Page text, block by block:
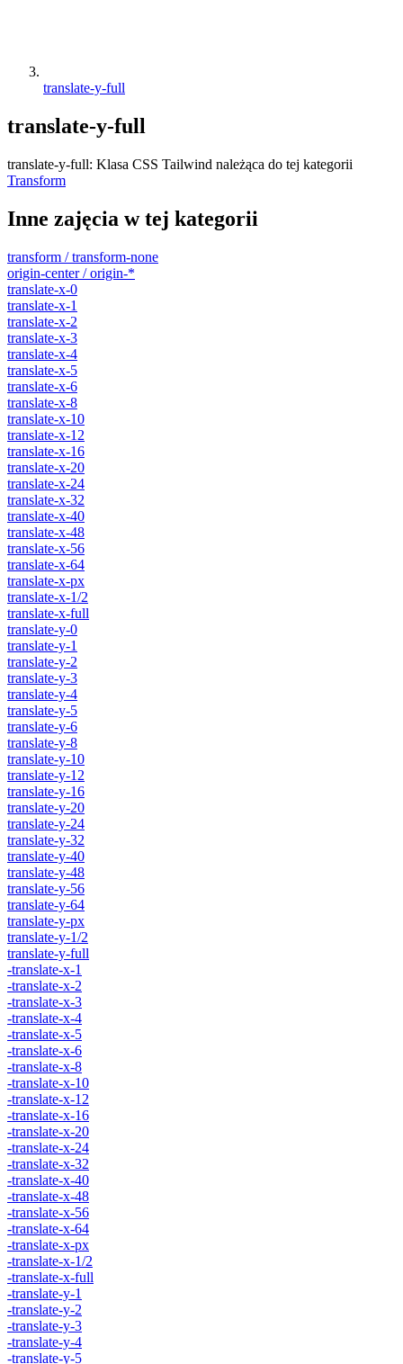
translate-y-full
translate-y-full
translate-y-full: Klasa CSS Tailwind należąca do tej kategorii
Transform
Inne zajęcia w tej kategorii
transform / transform-none
origin-center / origin-*
translate-x-0
translate-x-1
translate-x-2
translate-x-3
translate-x-4
translate-x-5
translate-x-6
translate-x-8
translate-x-10
translate-x-12
translate-x-16
translate-x-20
translate-x-24
translate-x-32
translate-x-40
translate-x-48
translate-x-56
translate-x-64
translate-x-px
translate-x-1/2
translate-x-full
translate-y-0
translate-y-1
translate-y-2
translate-y-3
translate-y-4
translate-y-5
translate-y-6
translate-y-8
translate-y-10
translate-y-12
translate-y-16
translate-y-20
translate-y-24
translate-y-32
translate-y-40
translate-y-48
translate-y-56
translate-y-64
translate-y-px
translate-y-1/2
translate-y-full
-translate-x-1
-translate-x-2
-translate-x-3
-translate-x-4
-translate-x-5
-translate-x-6
-translate-x-8
-translate-x-10
-translate-x-12
-translate-x-16
-translate-x-20
-translate-x-24
-translate-x-32
-translate-x-40
-translate-x-48
-translate-x-56
-translate-x-64
-translate-x-px
-translate-x-1/2
-translate-x-full
-translate-y-1
-translate-y-2
-translate-y-3
-translate-y-4
-translate-y-5